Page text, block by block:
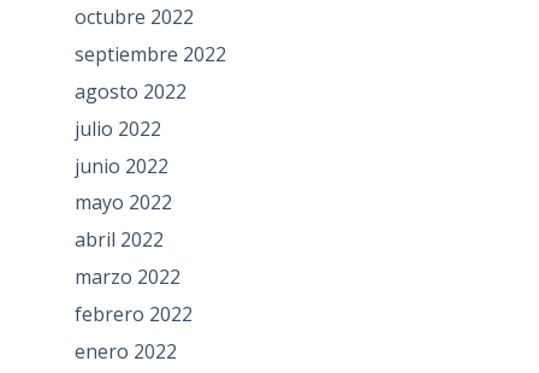
octubre 2022
septiembre 2022
agosto 2022
julio 2022
junio 2022
mayo 2022
abril 2022
marzo 2022
febrero 2022
enero 2022